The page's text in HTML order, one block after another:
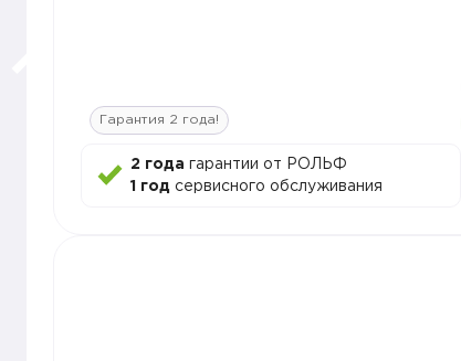
Гарантия 2 года!
2 года гарантии от РОЛЬФ
1 год сервисного обслуживания